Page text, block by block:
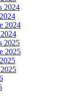
2024
2024
2025
2025